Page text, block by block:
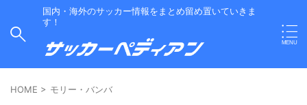
国内・海外のサッカー情報をまとめ留め置いていきま
す！
HOME > モリー・バンバ